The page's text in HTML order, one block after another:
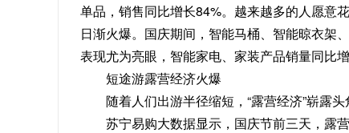
单品，销售同比增长84%。越来越多的人愿意
日渐火爆。国庆期间，智能马桶、智能晾衣架
表现尤为亮眼，智能家电、家装产品销量同比增
短途游露营经济火爆
随着人们出游半径缩短，“露营经济”崭露头
苏宁易购大数据显示，国庆节前三天，露营